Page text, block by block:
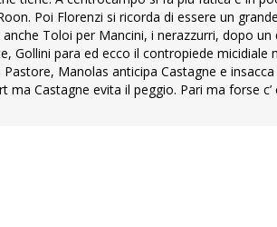
Poi Florenzi si ricorda di essere un
Toloi per Mancini, i nerazzurri, dopo
Gollini para ed ecco il contropiede micidiale
Manolas anticipa Castagne e
Castagne evita il peggio. Pari ma forse c’